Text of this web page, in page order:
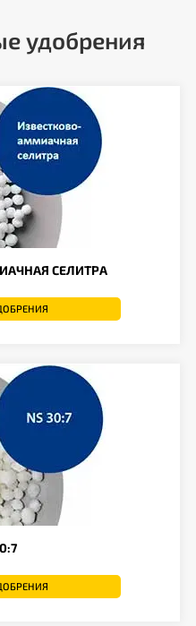
удобрения
СЕЛИТРА